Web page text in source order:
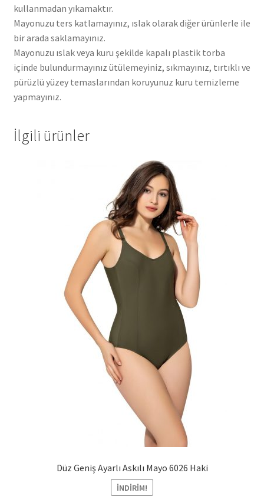
kullanmadan yıkamaktır.
Mayonuzu ters katlamayınız, ıslak olarak diğer ürünlerle ile
bir arada saklamayınız.
Mayonuzu ıslak veya kuru şekilde kapalı plastik torba
içinde bulundurmayınız ütülemeyiniz, sıkmayınız, tırtıklı ve
pürüzlü yüzey temaslarından koruyunuz kuru temizleme
yapmayınız.
İlgili ürünler
Düz Geniş Ayarlı Askılı Mayo 6026 Haki
İNDIRIM!